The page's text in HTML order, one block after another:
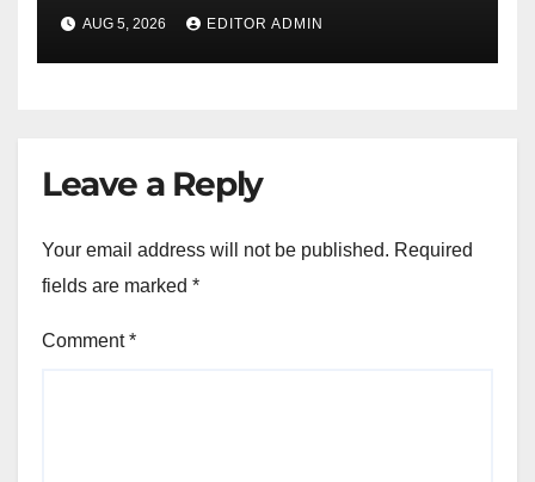
AUG 5, 2026 EDITOR ADMIN
Leave a Reply
Your email address will not be published. Required
fields are marked *
Comment*